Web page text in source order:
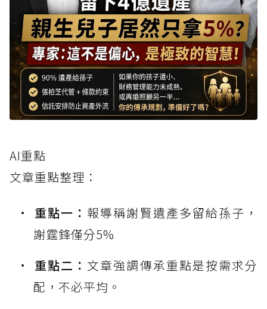
AI重點
文章重點整理：
重點一： 報導稱謝賢遺產多留給孫子，
謝霆鋒僅分5%
重點二： 文章強調傳承重點是按需求分
配，不必平均。